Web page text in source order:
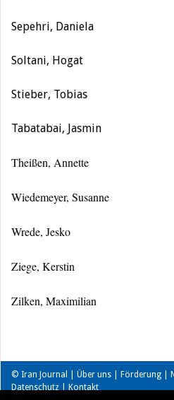
Sepehri, Daniela
Soltani, Hogat
Stieber, Tobias
Tabatabai, Jasmin
Theißen, Annette
Wiedemeyer, Susanne
Wrede, Jesko
Ziege, Kerstin
Zilken, Maximilian
© Iran Journal | Über uns Förderung
Datenschutz
Kontakt